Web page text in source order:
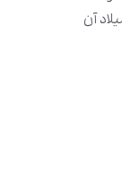
آن